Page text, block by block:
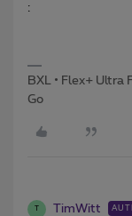
:
BXL • Flex+ Ultra
Go
TimWitt